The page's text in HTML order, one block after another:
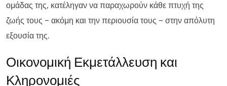
ομάδας της, κατέληγαν να παραχωρούν κάθε πτυχή της
ζωής τους – ακόμη και την περιουσία τους – στην απόλυτη
εξουσία της.
Οικονομική Εκμετάλλευση και
Κληρονομιές